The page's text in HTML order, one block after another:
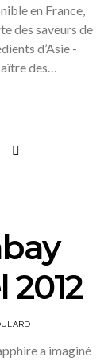
en France,
des saveurs de
d’Asie -
des…
a imaginé